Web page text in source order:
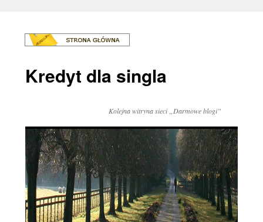
Kredyt dla singla
Kolejna witryna sieci „Darmowe blogi”